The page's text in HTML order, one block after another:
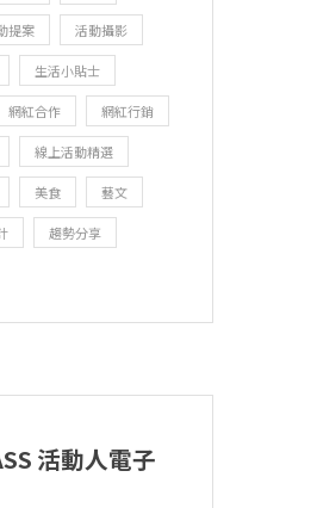
提案 活動攝影
生活小貼士
網紅合作 網紅行銷
線上活動精選
美食 藝文
趨勢分享
活動人電子